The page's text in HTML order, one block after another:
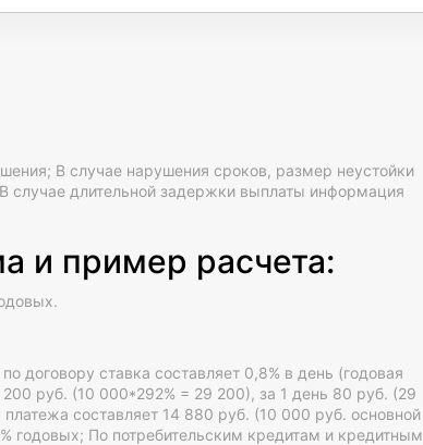
В случае нарушения сроков, размер неустойки
случае длительной задержки выплаты информация
и пример расчета:
договору ставка составляет 0,8% в день (годовая
руб. (10 000*292% = 29 200), за 1 день 80 руб. (29
составляет 14 880 руб. (10 000 руб. основной
годовых; По потребительским кредитам и кредитным